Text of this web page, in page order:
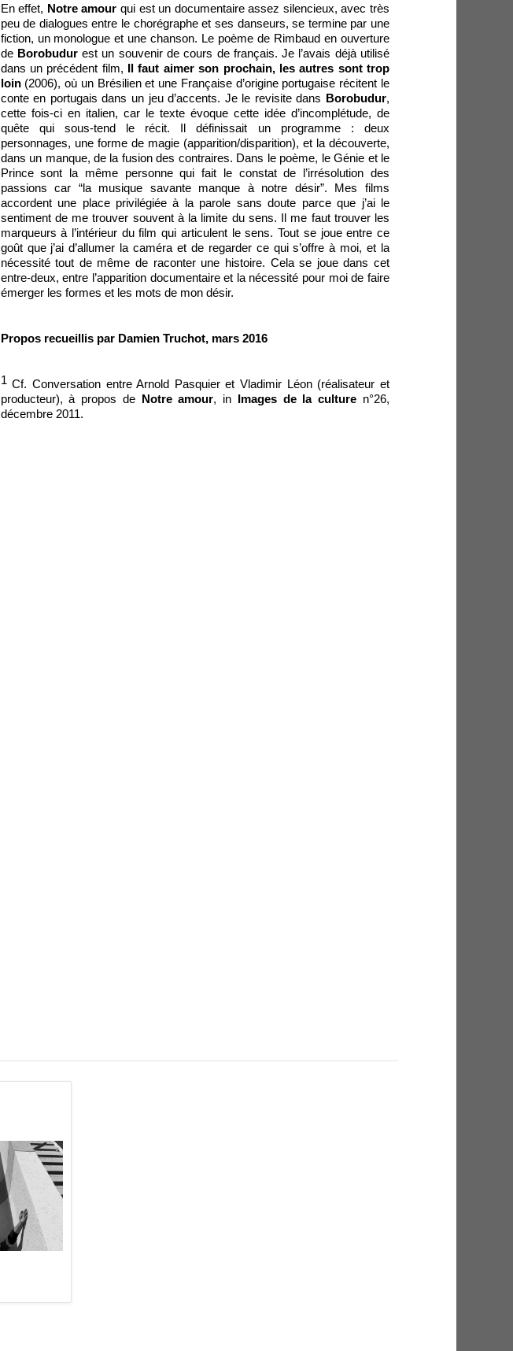
En effet, Notre amour qui est un documentaire assez silencieux, avec très
peu de dialogues entre le chorégraphe et ses danseurs, se termine par une
fiction, un monologue et une chanson. Le poème de Rimbaud en ouverture
de Borobudurest un souvenir de cours de français. Je l’avais déjà utilisé
dans un précédent film,
Il faut aimer son prochain, les autres sont trop
loin(2006), où un Brésilien et une Française d’origine portugaise récitent le
conte en portugais dans un jeu d’accents. Je le revisite dans
Borobudur,
cette fois-ci en italien, car le texte évoque cette idée d’incomplétude, de
quête qui sous-tend le récit. Il définissait un programme : deux
personnages, une forme de magie (apparition/disparition), et la découverte,
dans un manque, de la fusion des contraires. Dans le poème, le Génie et le
Prince sont la même personne qui fait le constat de l’irrésolution des
passions car “la musique savante manque à notre désir”. Mes films
accordent une place privilégiée à la parole sans doute parce que j’ai le
sentiment de me trouver souvent à la limite du sens. Il me faut trouver les
marqueurs à l’intérieur du film qui articulent le sens. Tout se joue entre ce
goût que j’ai d’allumer la caméra et de regarder ce qui s’offre à moi, et la
nécessité tout de même de raconter une histoire. Cela se joue dans cet
entre-deux, entre l’apparition documentaire et la nécessité pour moi de faire
émerger les formes et les mots de mon désir.
Propos recueillis par Damien Truchot, mars 2016
1Cf. Conversation entre Arnold Pasquier et Vladimir Léon (réalisateur et
producteur), à propos de
Notre amour, in Images de la culture n°26,
décembre 2011.